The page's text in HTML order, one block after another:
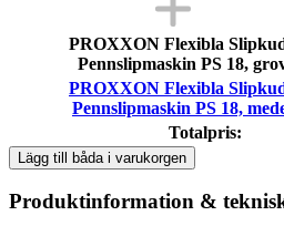
PROXXON Flexibla
Pennslipmaskin PS 18,
PROXXON Flexibla
Pennslipmaskin PS 18,
Totalpris:
Lägg till båda i varukorgen
Produktinformation &